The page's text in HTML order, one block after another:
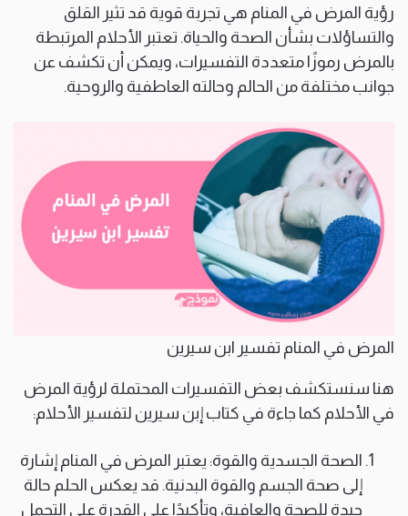
رؤية المرض في المنام هي تجربة قوية قد تثير القلق
والتساؤلات بشأن الصحة والحياة. تعتبر الأحلام المرتبطة
بالمرض رموزًا متعددة التفسيرات، ويمكن أن تكشف عن
جوانب مختلفة من الحالم وحالته العاطفية والروحية.
المرض في المنام تفسير ابن سيرين
هنا سنستكشف بعض التفسيرات المحتملة لرؤية المرض
في الأحلام كما جاءة في كتاب إبن سيرين لتفسير الأحلام:
الصحة الجسدية والقوة: يعتبر المرض في المنام إشارة
إلى صحة الجسم والقوة البدنية. قد يعكس الحلم حالة
جيدة للصحة والعافية، وتأكيدًا على القدرة على التحمل